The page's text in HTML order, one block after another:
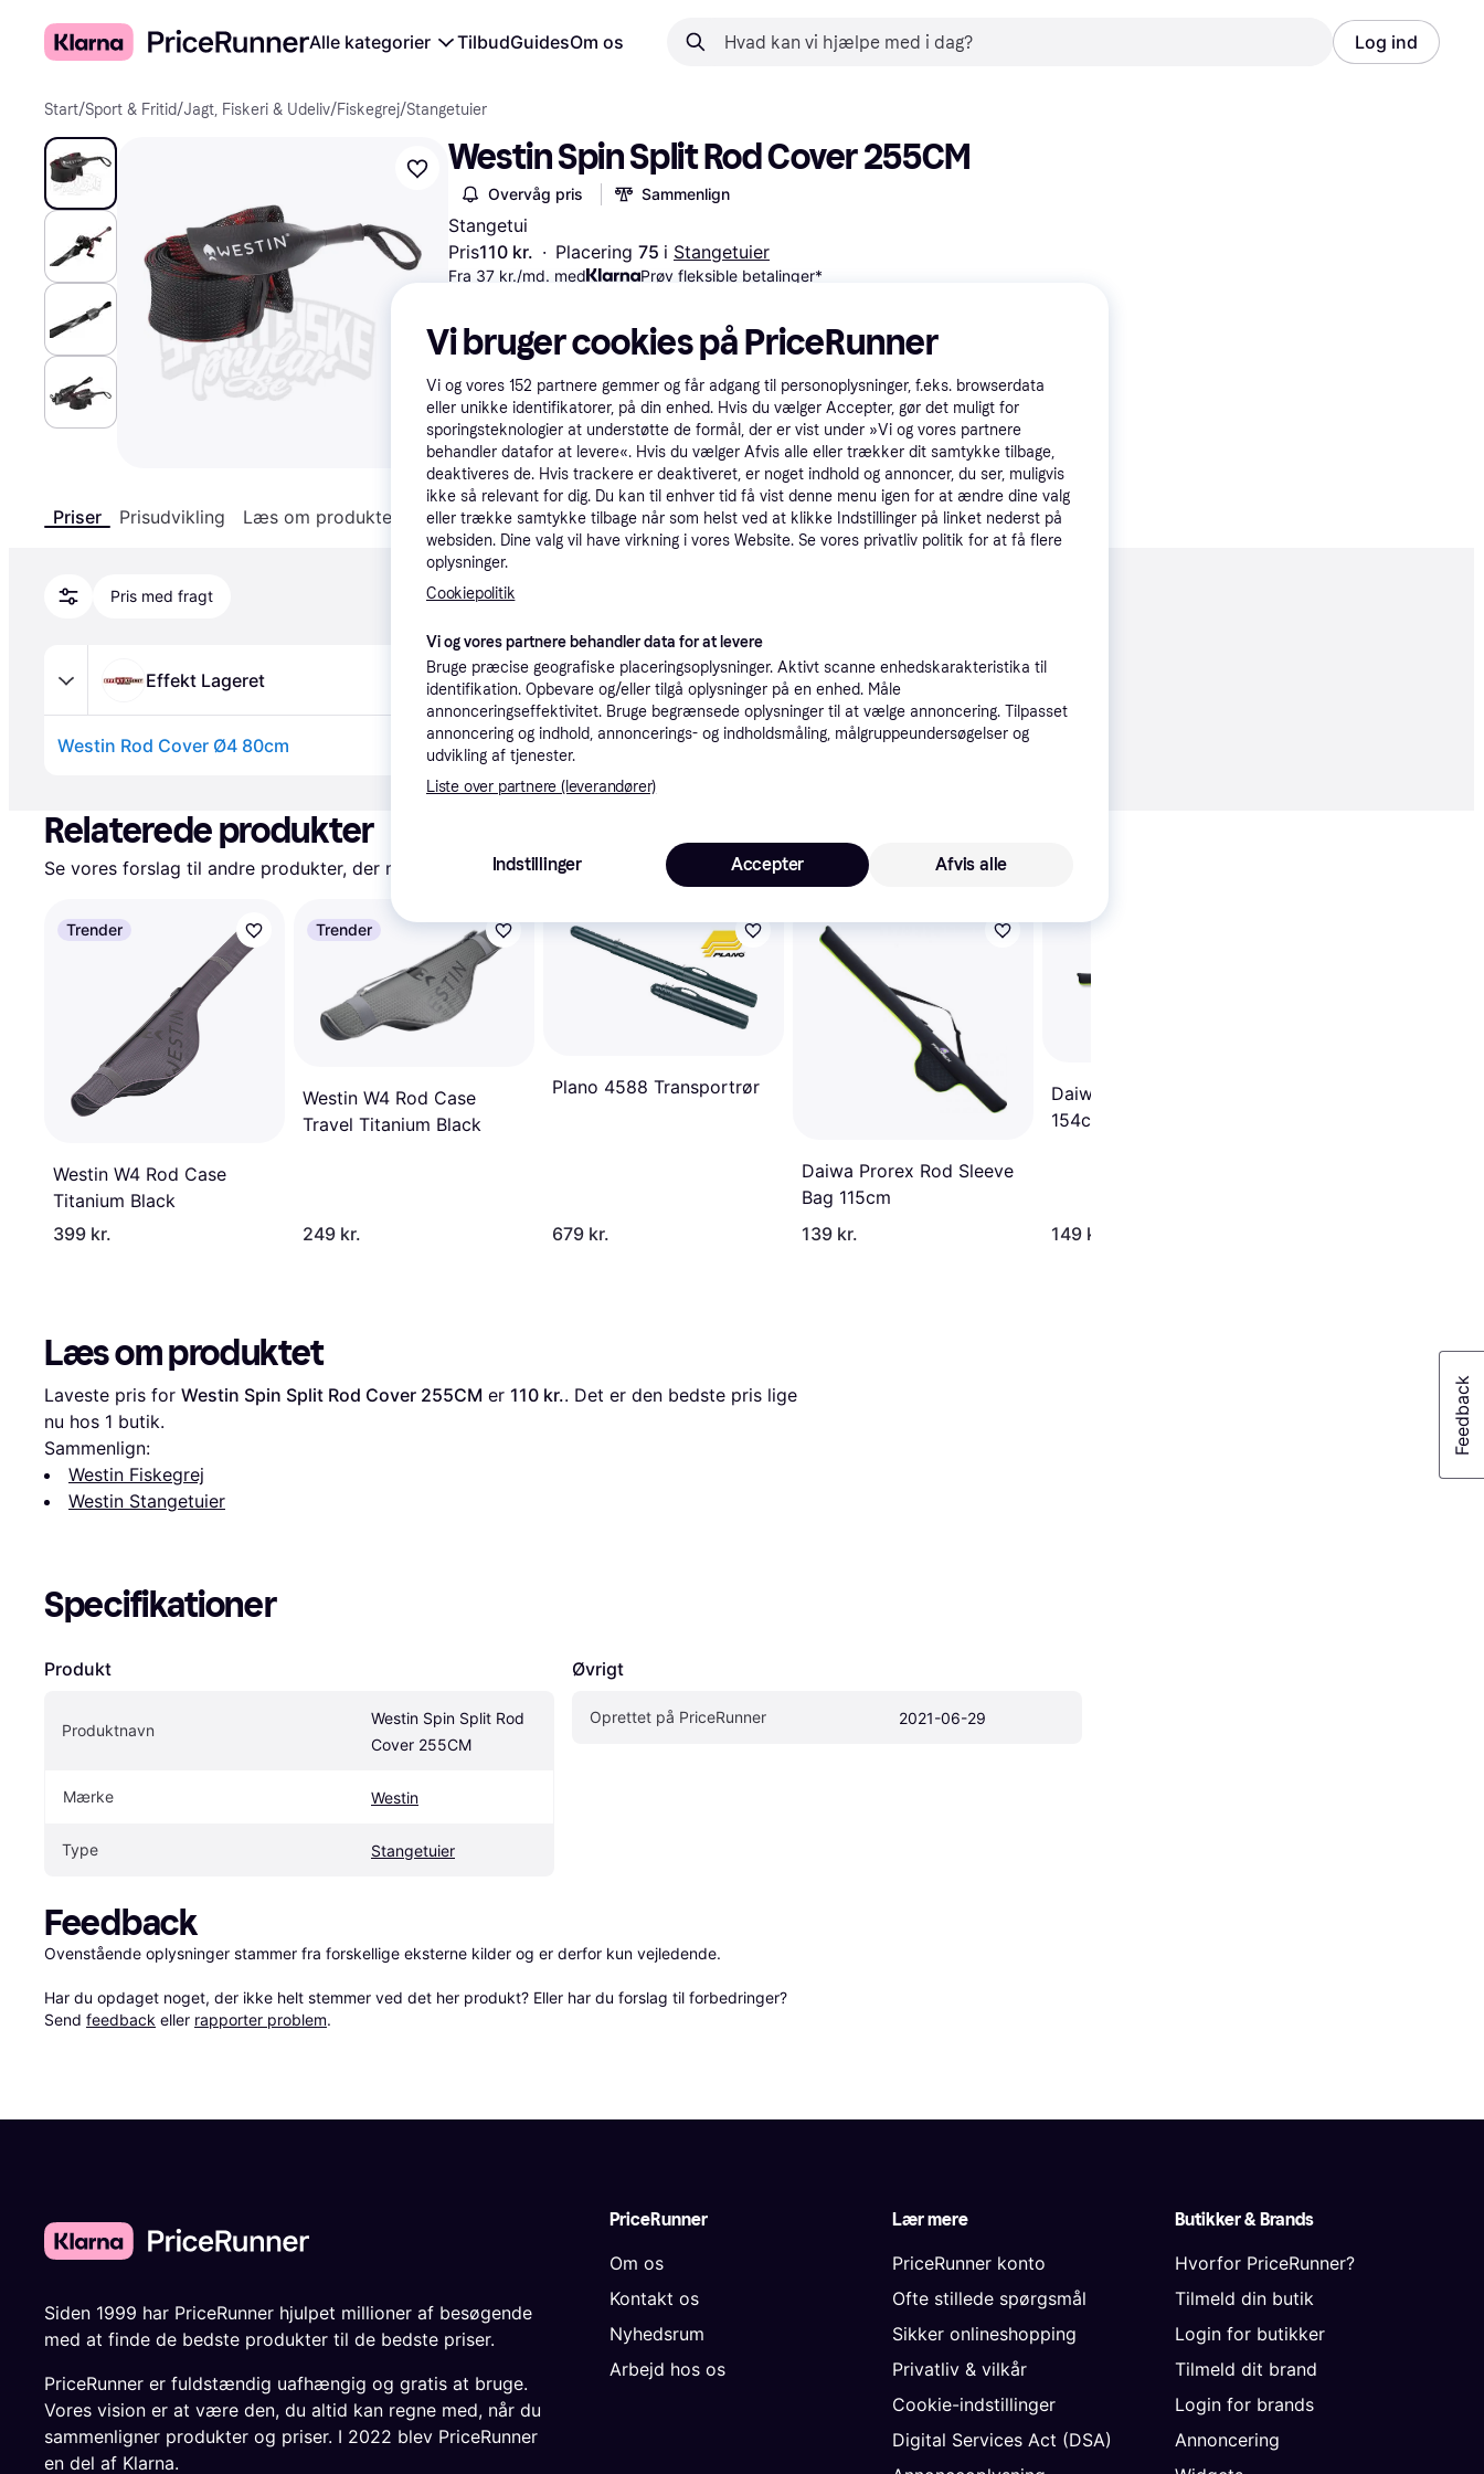
Alle kategorier TilbudGuidesOm os Log ind
Start/Sport & Fritid/Jagt, Fiskeri & Udeliv/Fiskegrej/Stangetuier
Westin Spin Split Rod Cover 255CM
Overvåg pris Sammenlign
Stangetui
Pris110 kr. · Placering 75 i Stangetuier
Fra 37 kr./md. med Prøv fleksible betalinger*
Priser Prisudvikling Læs om produktet Specifikationer
Pris med fragt
Effekt Lageret
Westin Rod Cover Ø4 80cm 49 kr. fragt,1-2 dage 110 kr.
Relaterede produkter
Se vores forslag til andre produkter, der matcher dine interesser.
Trender
Westin W4 Rod Case
Titanium Black
399 kr.
Trender
Westin W4 Rod Case
Travel Titanium Black
249 kr.
Plano 4588 Transportrør
679 kr.
Daiwa Prorex Rod Sleeve
Bag 115cm
139 kr.
Daiwa Prorex Rod Bag
154cm
149 kr.
Læs om produktet
Laveste pris for Westin Spin Split Rod Cover 255CM er 110 kr.. Det er den bedste pris lige
nu hos 1 butik.
Sammenlign:
Westin Fiskegrej
Westin Stangetuier
Specifikationer
Produkt
Produktnavn
Westin Spin Split Rod
Cover 255CM
Mærke Westin
Type Stangetuier
Øvrigt
Oprettet på PriceRunner 2021-06-29
Feedback
Ovenstående oplysninger stammer fra forskellige eksterne kilder og er derfor kun vejledende.
Har du opdaget noget, der ikke helt stemmer ved det her produkt? Eller har du forslag til forbedringer?
Send feedback eller rapporter problem.
PriceRunner
Om os
Kontakt os
Nyhedsrum
Arbejd hos os
Lær mere
PriceRunner konto
Ofte stillede spørgsmål
Sikker onlineshopping
Privatliv & vilkår
Cookie-indstillinger
Digital Services Act (DSA)
Butikker & Brands
Hvorfor PriceRunner?
Tilmeld din butik
Login for butikker
Tilmeld dit brand
Login for brands
Annoncering
Siden 1999 har PriceRunner hjulpet millioner af besøgende
med at finde de bedste produkter til de bedste priser.
PriceRunner er fuldstændig uafhængig og gratis at bruge.
Vores vision er at være den, du altid kan regne med, når du
sammenligner produkter og priser. I 2022 blev PriceRunner
en del af Klarna.
Vi bruger cookies på PriceRunner
Vi og vores 152 partnere gemmer og får adgang til personoplysninger, f.eks. browserdata
eller unikke identifikatorer, på din enhed. Hvis du vælger Accepter, gør det muligt for
sporingsteknologier at understøtte de formål, der er vist under »Vi og vores partnere
behandler datafor at levere«. Hvis du vælger Afvis alle eller trækker dit samtykke tilbage,
deaktiveres de. Hvis trackere er deaktiveret, er noget indhold og annoncer, du ser, muligvis
ikke så relevant for dig. Du kan til enhver tid få vist denne menu igen for at ændre dine valg
eller trække samtykke tilbage når som helst ved at klikke Indstillinger på linket nederst på
websiden. Dine valg vil have virkning i vores Website. Se vores privatliv politik for at få flere
oplysninger.
Cookiepolitik
Vi og vores partnere behandler data for at levere
Bruge præcise geografiske placeringsoplysninger. Aktivt scanne enhedskarakteristika til
identifikation. Opbevare og/eller tilgå oplysninger på en enhed. Måle
annonceringseffektivitet. Bruge begrænsede oplysninger til at vælge annoncering. Tilpasset
annoncering og indhold, annoncerings- og indholdsmåling, målgruppeundersøgelser og
udvikling af tjenester.
Liste over partnere (leverandører)
Indstillinger Afvis alle
Accepter